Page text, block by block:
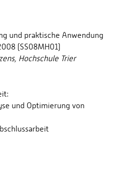
und praktische Anwendung
(SS08MH01)
Hochschule Trier
und Optimierung von